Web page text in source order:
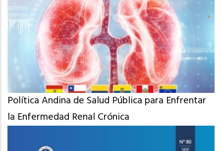
Política Andina de Salud Pública para Enfrentar
la Enfermedad Renal Crónica